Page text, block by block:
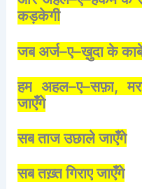
कड़केगी
जब अर्ज–ए–ख़ुदा के
हम अहल–ए–सफ़ा,
जाएँगे
सब ताज उछाले जाएँगे
सब तख़्त गिराए जाएँगे